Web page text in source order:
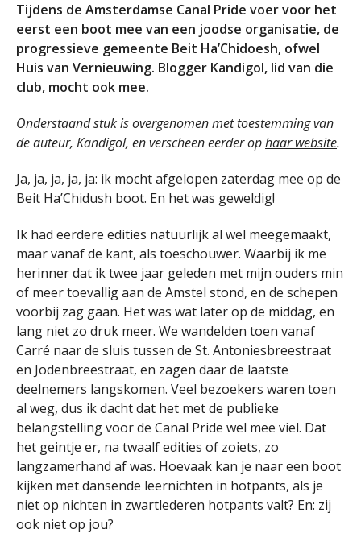
Tijdens de Amsterdamse Canal Pride voer voor het
eerst een boot mee van een joodse organisatie, de
progressieve gemeente Beit Ha’Chidoesh, ofwel
Huis van Vernieuwing. Blogger Kandigol, lid van die
club, mocht ook mee.
Onderstaand stuk is overgenomen met toestemming van
de auteur, Kandigol, en verscheen eerder ophaar website.
Ja, ja, ja, ja, ja: ik mocht afgelopen zaterdag mee op de
Beit Ha’Chidush boot. En het was geweldig!
Ik had eerdere edities natuurlijk al wel meegemaakt,
maar vanaf de kant, als toeschouwer. Waarbij ik me
herinner dat ik twee jaar geleden met mijn ouders min
of meer toevallig aan de Amstel stond, en de schepen
voorbij zag gaan. Het was wat later op de middag, en
lang niet zo druk meer. We wandelden toen vanaf
Carré naar de sluis tussen de St. Antoniesbreestraat
en Jodenbreestraat, en zagen daar de laatste
deelnemers langskomen. Veel bezoekers waren toen
al weg, dus ik dacht dat het met de publieke
belangstelling voor de Canal Pride wel mee viel. Dat
het geintje er, na twaalf edities of zoiets, zo
langzamerhand af was. Hoevaak kan je naar een boot
kijken met dansende leernichten in hotpants, als je
niet op nichten in zwartlederen hotpants valt? En: zij
ook niet op jou?